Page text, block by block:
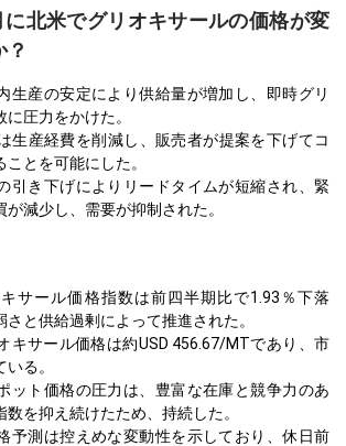
北米でグリオキサールの価格が変
生産の安定により供給量が増加し、即時グリ
圧力をかけた。
生産経費を削減し、販売者が提案を下げてコ
とを可能にした。
引き下げによりリードタイムが短縮され、緊
減少し、需要が抑制された。
サール価格指数は前四半期比で1.93％下落
さと供給過剰によって推進された。
キサール価格は約USD 456.67/MTであり、市
る。
ット価格の圧力は、豊富な在庫と競争力のあ
を抑え続けたため、持続した。
予測は控えめな変動性を示しており、休日前